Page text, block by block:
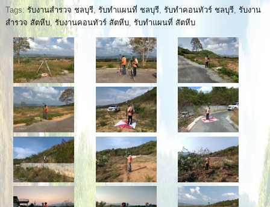
Tags: รับงานสำรวจ ชลบุรี, รับทำแผนที่ ชลบุรี, รับทำคอนทัวร์ ชลบุรี, รับงาน
สำรวจ สัตหีบ,รับงานคอนทัวร์ สัตหีบ, รับทำแผนที่ สัตหีบ